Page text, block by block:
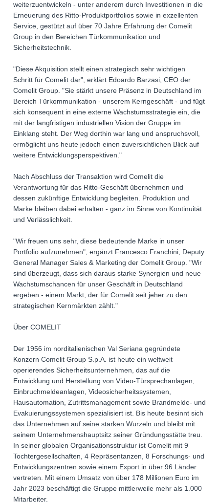
weiterzuentwickeln - unter anderem durch Investitionen in die
Erneuerung des Ritto-Produktportfolios sowie in exzellenten
Service, gestützt auf über 70 Jahre Erfahrung der Comelit
Group in den Bereichen Türkommunikation und
Sicherheitstechnik.
"Diese Akquisition stellt einen strategisch sehr wichtigen
Schritt für Comelit dar", erklärt Edoardo Barzasi, CEO der
Comelit Group. "Sie stärkt unsere Präsenz in Deutschland im
Bereich Türkommunikation - unserem Kerngeschäft - und fügt
sich konsequent in eine externe Wachstumsstrategie ein, die
mit der langfristigen industriellen Vision der Gruppe im
Einklang steht. Der Weg dorthin war lang und anspruchsvoll,
ermöglicht uns heute jedoch einen zuversichtlichen Blick auf
weitere Entwicklungsperspektiven."
Nach Abschluss der Transaktion wird Comelit die
Verantwortung für das Ritto-Geschäft übernehmen und
dessen zukünftige Entwicklung begleiten. Produktion und
Marke bleiben dabei erhalten - ganz im Sinne von Kontinuität
und Verlässlichkeit.
"Wir freuen uns sehr, diese bedeutende Marke in unser
Portfolio aufzunehmen", ergänzt Francesco Franchini, Deputy
General Manager Sales & Marketing der Comelit Group. "Wir
sind überzeugt, dass sich daraus starke Synergien und neue
Wachstumschancen für unser Geschäft in Deutschland
ergeben - einem Markt, der für Comelit seit jeher zu den
strategischen Kernmärkten zählt."
Über COMELIT
Der 1956 im norditalienischen Val Seriana gegründete
Konzern Comelit Group S.p.A. ist heute ein weltweit
operierendes Sicherheitsunternehmen, das auf die
Entwicklung und Herstellung von Video-Türsprechanlagen,
Einbruchmeldeanlagen, Videosicherheitssystemen,
Hausautomation, Zutrittsmanagement sowie Brandmelde- und
Evakuierungssystemen spezialisiert ist. Bis heute besinnt sich
das Unternehmen auf seine starken Wurzeln und bleibt mit
seinem Unternehmenshauptsitz seiner Gründungsstätte treu.
In seiner globalen Organisationsstruktur ist Comelit mit 9
Tochtergesellschaften, 4 Repräsentanzen, 8 Forschungs- und
Entwicklungszentren sowie einem Export in über 96 Länder
vertreten. Mit einem Umsatz von über 178 Millionen Euro im
Jahr 2023 beschäftigt die Gruppe mittlerweile mehr als 1.000
Mitarbeiter.